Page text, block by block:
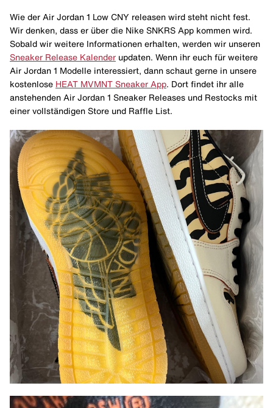
Wie der Air Jordan 1 Low CNY releasen wird steht nicht fest.
Wir denken, dass er über die Nike SNKRS App kommen wird.
Sobald wir weitere Informationen erhalten, werden wir unseren
Sneaker Release Kalender updaten. Wenn ihr euch für weitere
Air Jordan 1 Modelle interessiert, dann schaut gerne in unsere
kostenlose HEAT MVMNT Sneaker App. Dort findet ihr alle
anstehenden Air Jordan 1 Sneaker Releases und Restocks mit
einer vollständigen Store und Raffle List.